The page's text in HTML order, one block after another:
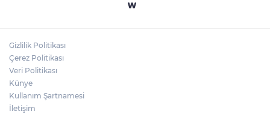
Gizlilik Politikası
Çerez Politikası
Veri Politikası
Künye
Kullanım Şartnamesi
İletişim